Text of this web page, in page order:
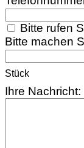
Bitte rufen
Bitte machen
Stück
Ihre Nachricht: